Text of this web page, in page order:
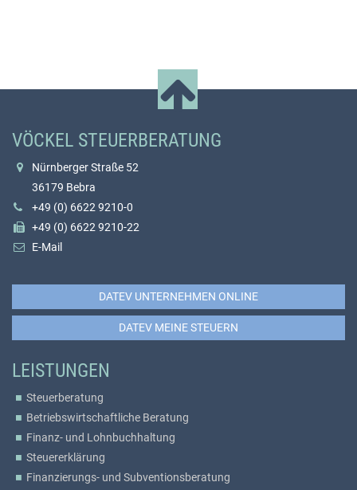
VÖCKEL STEUERBERATUNG
Nürnberger Straße 52
36179 Bebra
+49 (0) 6622 9210-0
+49 (0) 6622 9210-22
E-Mail
DATEV UNTERNEHMEN ONLINE
DATEV MEINE STEUERN
LEISTUNGEN
Steuerberatung
Betriebswirtschaftliche Beratung
Finanz- und Lohnbuchhaltung
Steuererklärung
Finanzierungs- und Subventionsberatung